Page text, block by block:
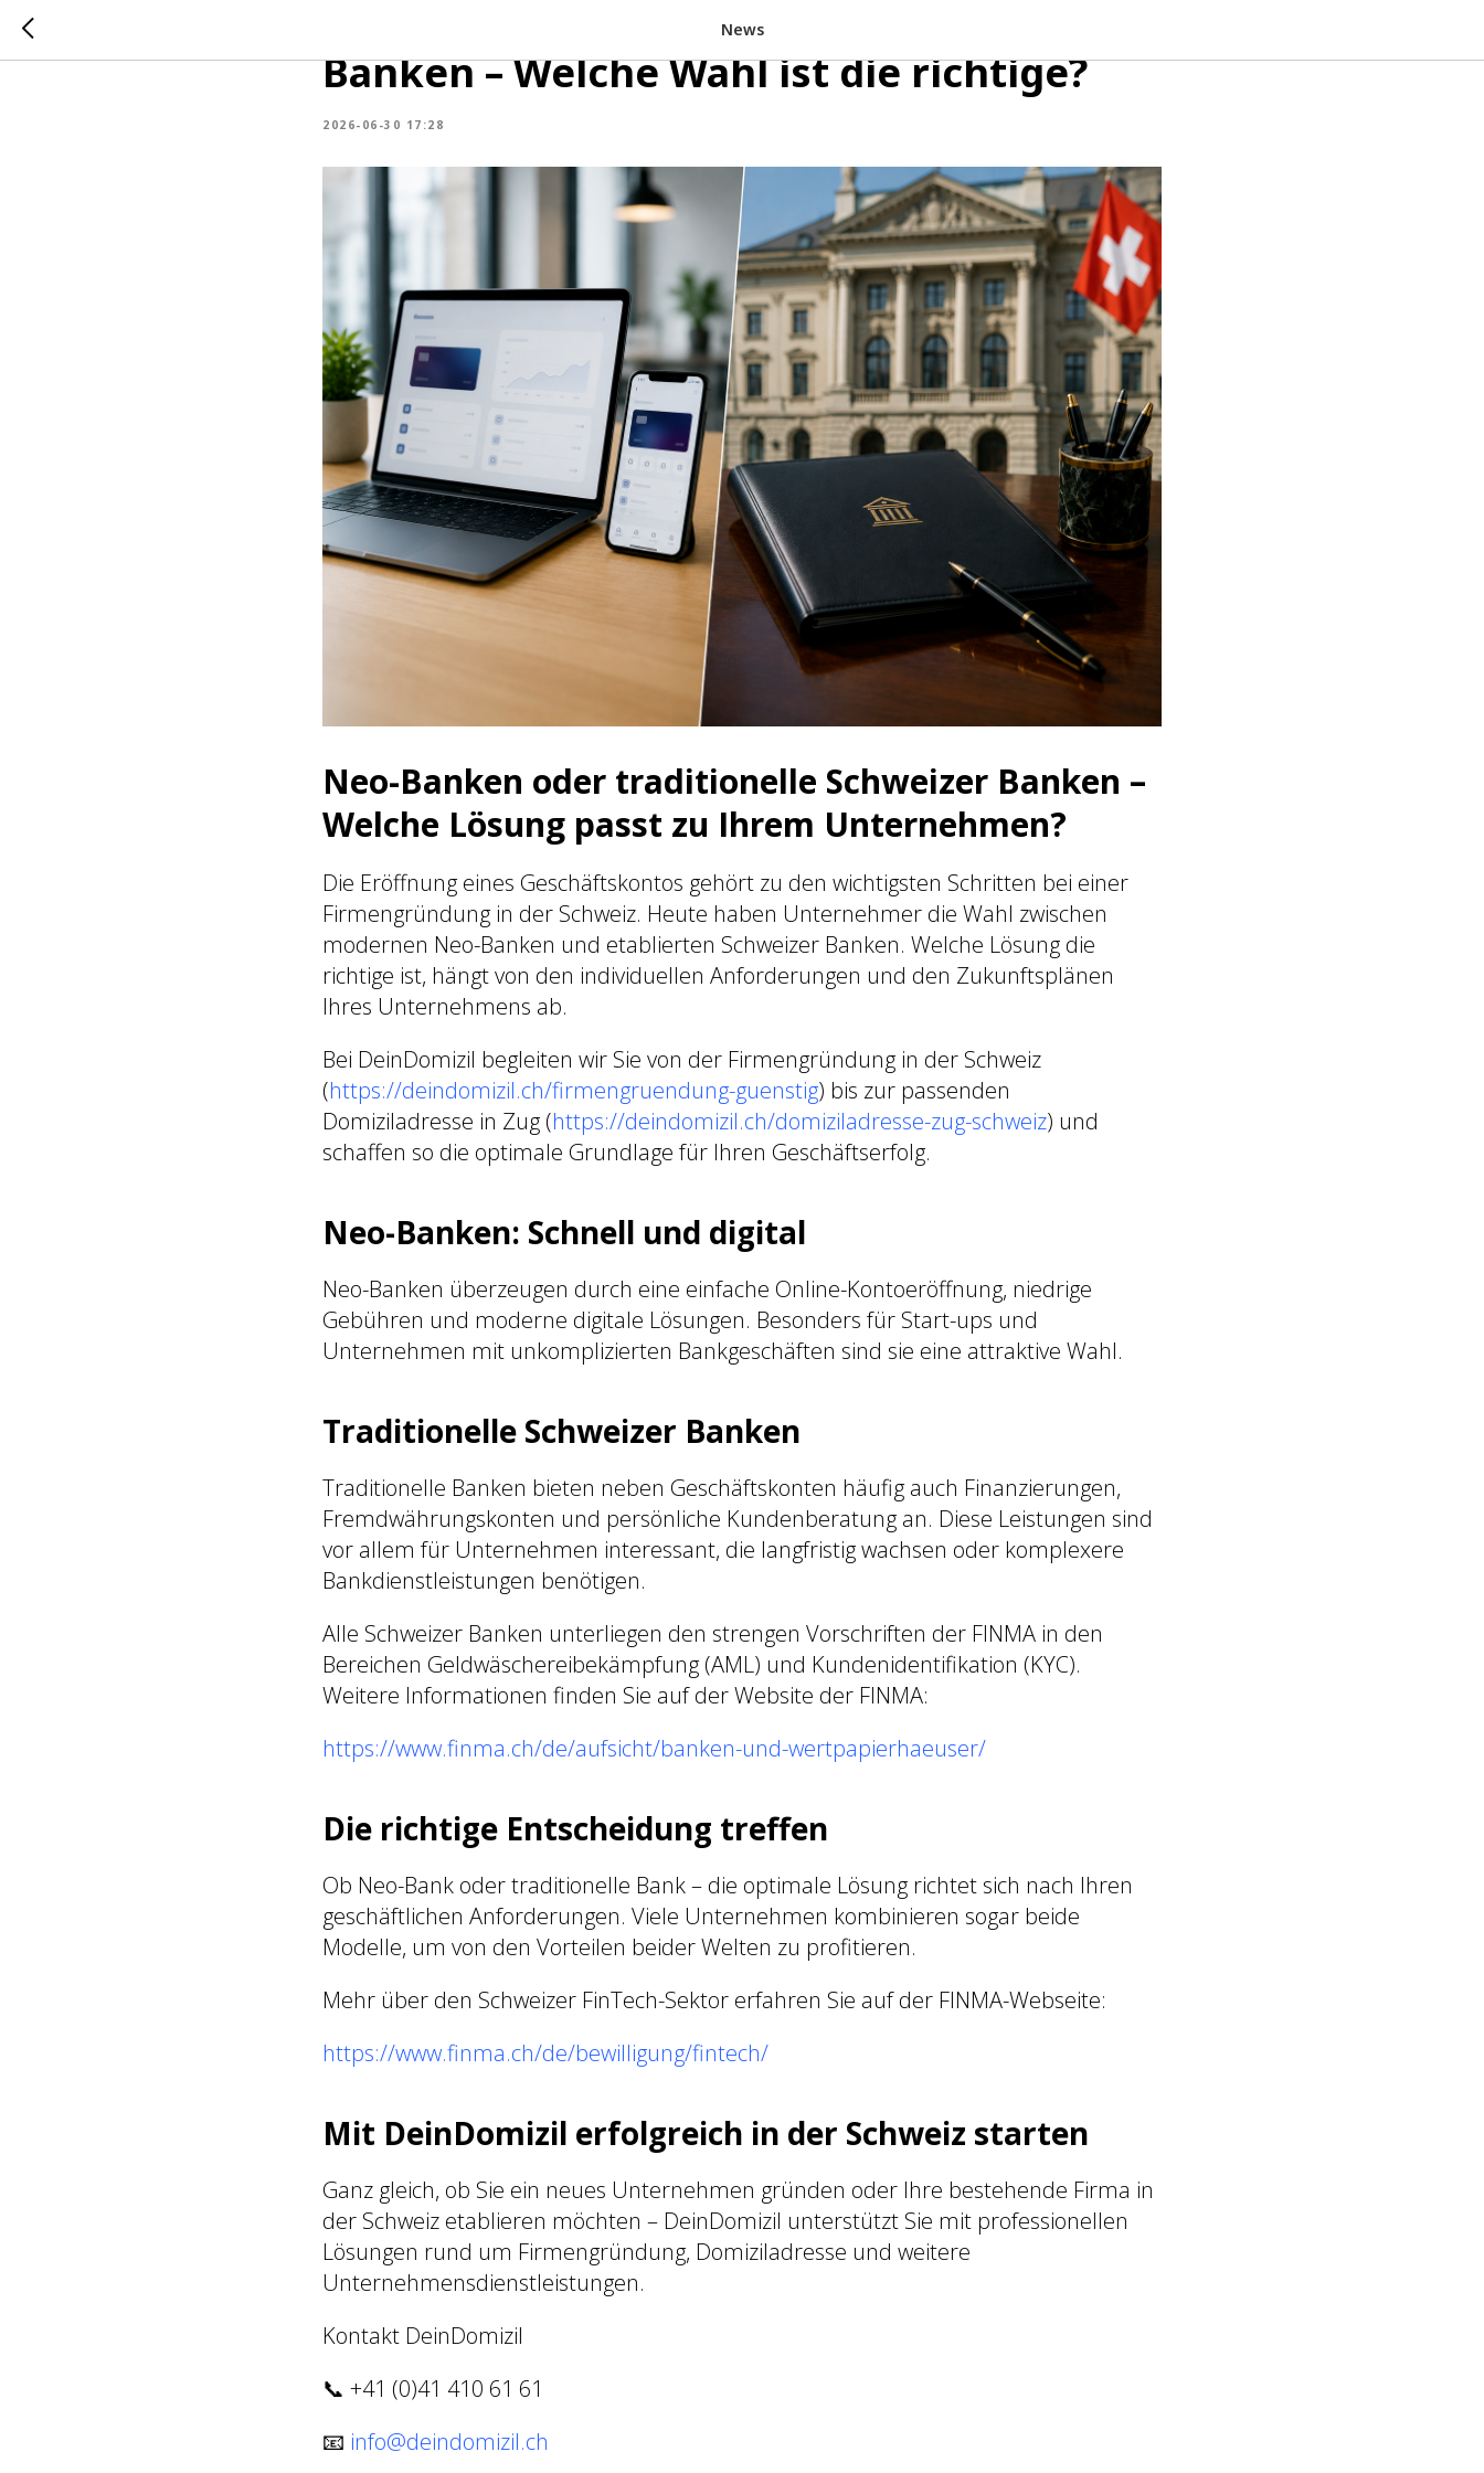
News
Neo-Banken oder traditionelle Schweizer
Banken – Welche Wahl ist die richtige?
2026-06-30 17:28
Neo-Banken oder traditionelle Schweizer Banken –
Welche Lösung passt zu Ihrem Unternehmen?
Die Eröffnung eines Geschäftskontos gehört zu den wichtigsten Schritten bei einer
Firmengründung in der Schweiz. Heute haben Unternehmer die Wahl zwischen
modernen Neo-Banken und etablierten Schweizer Banken. Welche Lösung die
richtige ist, hängt von den individuellen Anforderungen und den Zukunftsplänen
Ihres Unternehmens ab.
Bei DeinDomizil begleiten wir Sie von der Firmengründung in der Schweiz
(https://deindomizil.ch/firmengruendung-guenstig) bis zur passenden
Domiziladresse in Zug (https://deindomizil.ch/domiziladresse-zug-schweiz) und
schaffen so die optimale Grundlage für Ihren Geschäftserfolg.
Neo-Banken: Schnell und digital
Neo-Banken überzeugen durch eine einfache Online-Kontoeröffnung, niedrige
Gebühren und moderne digitale Lösungen. Besonders für Start-ups und
Unternehmen mit unkomplizierten Bankgeschäften sind sie eine attraktive Wahl.
Traditionelle Schweizer Banken
Traditionelle Banken bieten neben Geschäftskonten häufig auch Finanzierungen,
Fremdwährungskonten und persönliche Kundenberatung an. Diese Leistungen sind
vor allem für Unternehmen interessant, die langfristig wachsen oder komplexere
Bankdienstleistungen benötigen.
Alle Schweizer Banken unterliegen den strengen Vorschriften der FINMA in den
Bereichen Geldwäschereibekämpfung (AML) und Kundenidentifikation (KYC).
Weitere Informationen finden Sie auf der Website der FINMA:
https://www.finma.ch/de/aufsicht/banken-und-wertpapierhaeuser/
Die richtige Entscheidung treffen
Ob Neo-Bank oder traditionelle Bank – die optimale Lösung richtet sich nach Ihren
geschäftlichen Anforderungen. Viele Unternehmen kombinieren sogar beide
Modelle, um von den Vorteilen beider Welten zu profitieren.
Mehr über den Schweizer FinTech-Sektor erfahren Sie auf der FINMA-Webseite:
https://www.finma.ch/de/bewilligung/fintech/
Mit DeinDomizil erfolgreich in der Schweiz starten
Ganz gleich, ob Sie ein neues Unternehmen gründen oder Ihre bestehende Firma in
der Schweiz etablieren möchten – DeinDomizil unterstützt Sie mit professionellen
Lösungen rund um Firmengründung, Domiziladresse und weitere
Unternehmensdienstleistungen.
Kontakt DeinDomizil
📞 +41 (0)41 410 61 61
📧 info@deindomizil.ch